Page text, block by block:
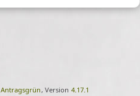
Antragsgrün , Version 4.17.1